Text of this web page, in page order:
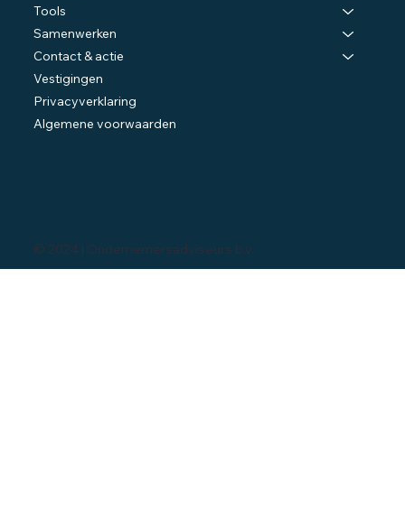
© 2024 | Ondernemersadviseurs b.v.
Tools
Samenwerken
Contact & actie
Vestigingen
Privacyverklaring
Algemene voorwaarden